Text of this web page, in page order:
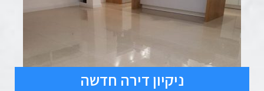
ניקיון דירה חדשה